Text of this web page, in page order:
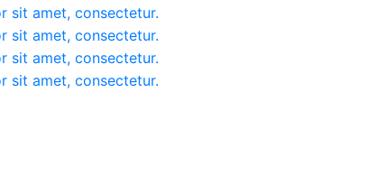
sit amet, consectetur.
sit amet, consectetur.
sit amet, consectetur.
sit amet, consectetur.